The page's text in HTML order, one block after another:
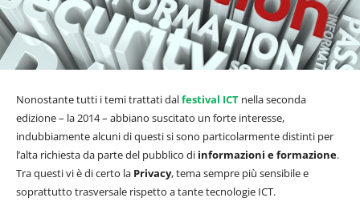
Nonostante tutti i temi trattati dalfestival ICT nella seconda
edizione – la 2014 – abbiano suscitato un forte interesse,
indubbiamente alcuni di questi si sono particolarmente distinti per
l’alta richiesta da parte del pubblico di informazioni e formazione.
Tra questi vi è di certo la Privacy, tema sempre più sensibile e
soprattutto trasversale rispetto a tante tecnologie ICT.